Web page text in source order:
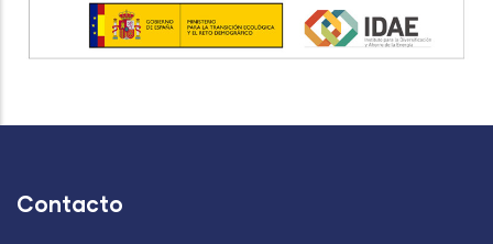
Contacto